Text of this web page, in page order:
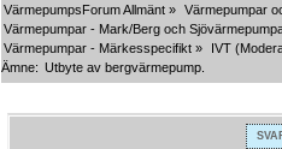
VärmepumpsForum Allmänt » Värmepumpar
Värmepumpar - Mark/Berg och
Värmepumpar - Märkesspecifikt » IVT
Ämne: Utbyte av bergvärmepump.